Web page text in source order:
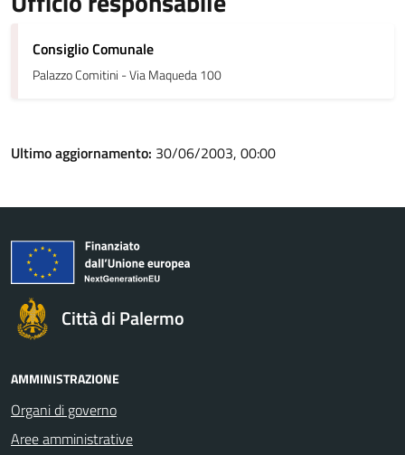
Consiglio Comunale
Palazzo Comitini - Via Maqueda 100
Ultimo aggiornamento: 30/06/2003, 00:00
Città di Palermo
AMMINISTRAZIONE
Organi di governo
Aree amministrative